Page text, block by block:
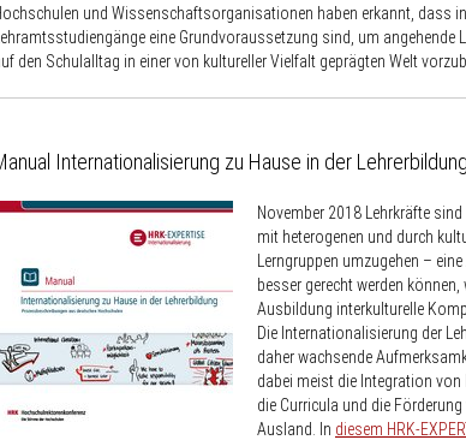
und Wissenschafts­organisationen haben erkannt, dass
Lehramtsstudiengänge eine Grundvoraussetzung sind, um angehende
den Schulalltag in einer von kultureller Vielfalt geprägten Welt
Internationalisierung zu Hause in der Lehrerbildung
November 2018 Lehrkräfte
mit heterogenen und durch
Lerngruppen umzugehen –
besser gerecht werden
Ausbildung interkulturelle
Die Internationalisierung der
daher wachsende
dabei meist die Integration
die Curricula und die
Ausland. In diesem HRK-